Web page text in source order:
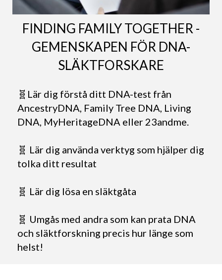
FINDING FAMILY TOGETHER -
GEMENSKAPEN FÖR DNA-
SLÄKTFORSKARE
🧬Lär dig förstå ditt DNA-test från
AncestryDNA, Family Tree DNA, Living
DNA, MyHeritageDNA eller 23andme.
🧬 Lär dig använda verktyg som hjälper dig
tolka ditt resultat
🧬 Lär dig lösa en släktgåta
🧬 Umgås med andra som kan prata DNA
och släktforskning precis hur länge som
helst!